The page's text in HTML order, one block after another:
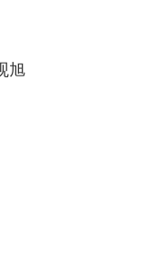
旭